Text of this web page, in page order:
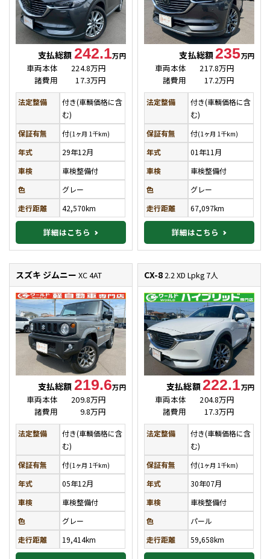
支払総額 242.1万円
車両本体
224.8万円
諸費用
17.3万円
法定整備
付き(車輌価格に含
む)
保証有無
付(1ヶ月 1千km)
年式
29年12月
車検
車検整備付
色
グレー
走行距離
42,570km
詳細はこちら
支払総額235万円
車両本体
217.8万円
諸費用
17.2万円
法定整備
付き(車輌価格に含
む)
保証有無
付(1ヶ月 1千km)
年式
01年11月
車検
車検整備付
色
グレー
走行距離
67,097km
詳細はこちら
スズキ ジムニーXC 4AT
支払総額 219.6万円
車両本体
209.8万円
諸費用
9.8万円
法定整備
付き(車輌価格に含
む)
保証有無
付(1ヶ月 1千km)
年式
05年12月
車検
車検整備付
色
グレー
走行距離
19,414km
CX-82.2 XD Lpkg 7人
支払総額222.1万円
車両本体
204.8万円
諸費用
17.3万円
法定整備
付き(車輌価格に含
む)
保証有無
付(1ヶ月 1千km)
年式
30年07月
車検
車検整備付
色
パール
走行距離
59,658km